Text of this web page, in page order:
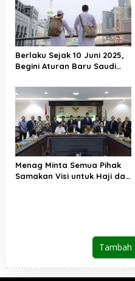
Berlaku Sejak 10 Juni 2025,
Begini Aturan Baru Saudi
Menag Minta Semua Pihak
Samakan Visi untuk Haji dan
Tambah